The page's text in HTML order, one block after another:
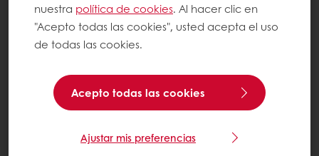
Proporcionan un sabor neutro y tienen
buenas propiedades de fusión
Las fracciones sólidas a temperatura
ambiente proporcionan la textura
adecuada para el chocolate
compuesto, mientras que las fracciones
nuestra política de cookies. Al hacer clic en
"Acepto todas las cookies", usted acepta el uso
de todas las cookies.
Acepto todas las cookies
Ajustar mis preferencias